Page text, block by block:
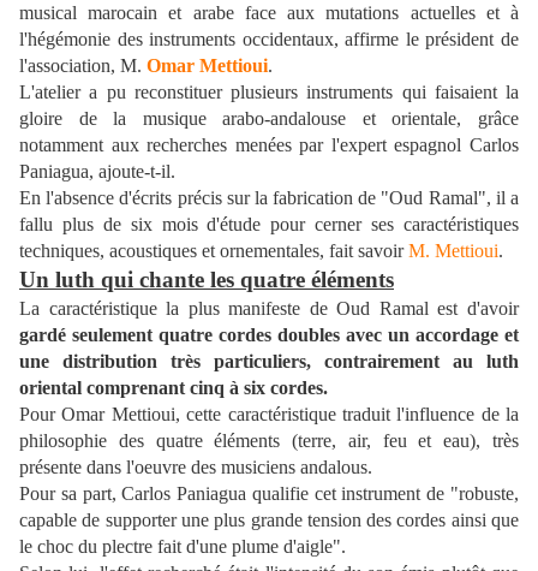
musical marocain et arabe face aux mutations actuelles et à
l'hégémonie des instruments occidentaux, affirme le président de
l'association, M. Omar Mettioui.
L'atelier a pu reconstituer plusieurs instruments qui faisaient la
gloire de la musique arabo-andalouse et orientale, grâce
notamment aux recherches menées par l'expert espagnol Carlos
Paniagua, ajoute-t-il.
En l'absence d'écrits précis sur la fabrication de "Oud Ramal", il a
fallu plus de six mois d'étude pour cerner ses caractéristiques
techniques, acoustiques et ornementales, fait savoirM. Mettioui.
Un luth qui chante les quatre éléments
La caractéristique la plus manifeste de Oud Ramal est d'avoir
gardé seulement quatre cordes doubles avec un accordage et
une distribution très particuliers, contrairement au luth
oriental comprenant cinq à six cordes.
Pour Omar Mettioui, cette caractéristique traduit l'influence de la
philosophie des quatre éléments (terre, air, feu et eau), très
présente dans l'oeuvre des musiciens andalous.
Pour sa part, Carlos Paniagua qualifie cet instrument de "robuste,
capable de supporter une plus grande tension des cordes ainsi que
le choc du plectre fait d'une plume d'aigle".